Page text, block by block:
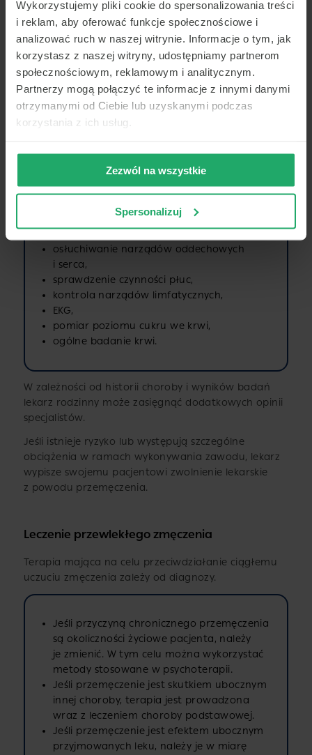
Wykorzystujemy pliki cookie do spersonalizowania treści
i reklam, aby oferować funkcje społecznościowe i
analizować ruch w naszej witrynie. Informacje o tym, jak
korzystasz z naszej witryny, udostępniamy partnerom
społecznościowym, reklamowym i analitycznym.
Partnerzy mogą połączyć te informacje z innymi danymi
otrzymanymi od Ciebie lub uzyskanymi podczas
korzystania z ich usług.
Zezwól na wszystkie
Spersonalizuj
Za pomocą tych pytań lekarz stara się ustalić
przyczynę nieustannego uczucia zmęczenia
u pacjenta. W tym celu konieczne jest udzielanie
odpowiedzi zgodnych z prawdą. Ważnych
wskazówek dostarczają również intymne lub przykre
informacje o problemach małżeńskich i rodzinnych
lub trudnościach finansowych.
Po przeprowadzeniu wywiadu przeprowadza się
osłuchiwanie narządów oddechowych
i serca,
sprawdzenie czynności płuc,
kontrola narządów limfatycznych,
EKG,
pomiar poziomu cukru we krwi,
ogólne badanie krwi.
W zależności od historii choroby i wyników badań
lekarz rodzinny może zasięgnąć dodatkowych opinii
specjalistów.
Jeśli istnieje ryzyko lub występują szczególne
obciążenia w ramach wykonywania zawodu, lekarz
wypisze swojemu pacjentowi zwolnienie lekarskie
z powodu przemęczenia.
Leczenie przewlekłego zmęczenia
Terapia mająca na celu przeciwdziałanie ciągłemu
uczuciu zmęczenia zależy od diagnozy.
Jeśli przyczyną chronicznego przemęczenia
są okoliczności życiowe pacjenta, należy
je zmienić. W tym celu można wykorzystać
metody stosowane w psychoterapii.
Jeśli przemęczenie jest skutkiem ubocznym
innej choroby, terapia jest prowadzona
wraz z leczeniem choroby podstawowej.
Jeśli przemęczenie jest efektem ubocznym
przyjmowanych leku, należy je w miarę